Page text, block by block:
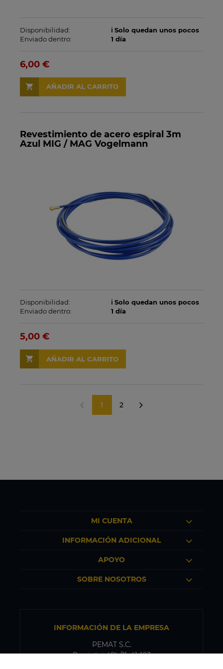
Disponibilidad:
ℹ️ Solo quedan unos pocos
Enviado dentro:
1 día
6,00 €
AÑADIR AL CARRITO
Revestimiento de acero espiral 3m
Azul MIG / MAG Vogelmann
Disponibilidad:
ℹ️ Solo quedan unos pocos
Enviado dentro:
1 día
5,00 €
AÑADIR AL CARRITO
1 2
MI CUENTA
INFORMACIÓN ADICIONAL
APOYO
SOBRE NOSOTROS
INFORMACIÓN DE LA EMPRESA
PEMAT S.C.
Przyjaźni 48b/11, 41-103